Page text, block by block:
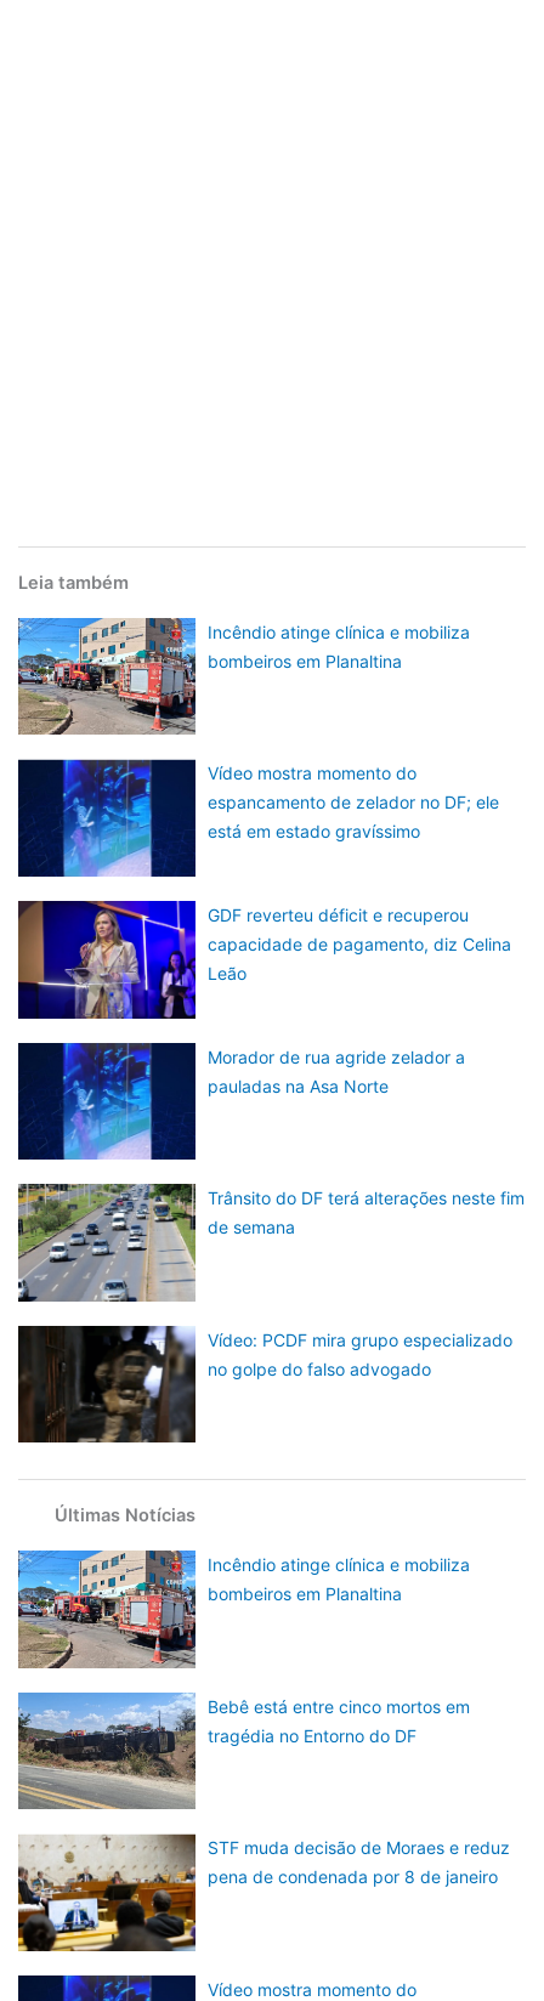
Leia também
Incêndio atinge clínica e mobiliza
bombeiros em Planaltina
Vídeo mostra momento do
espancamento de zelador no DF; ele
está em estado gravíssimo
GDF reverteu déficit e recuperou
capacidade de pagamento, diz Celina
Leão
Morador de rua agride zelador a
pauladas na Asa Norte
Trânsito do DF terá alterações neste fim
de semana
Vídeo: PCDF mira grupo especializado
no golpe do falso advogado
Últimas Notícias
Incêndio atinge clínica e mobiliza
bombeiros em Planaltina
Bebê está entre cinco mortos em
tragédia no Entorno do DF
STF muda decisão de Moraes e reduz
pena de condenada por 8 de janeiro
Vídeo mostra momento do